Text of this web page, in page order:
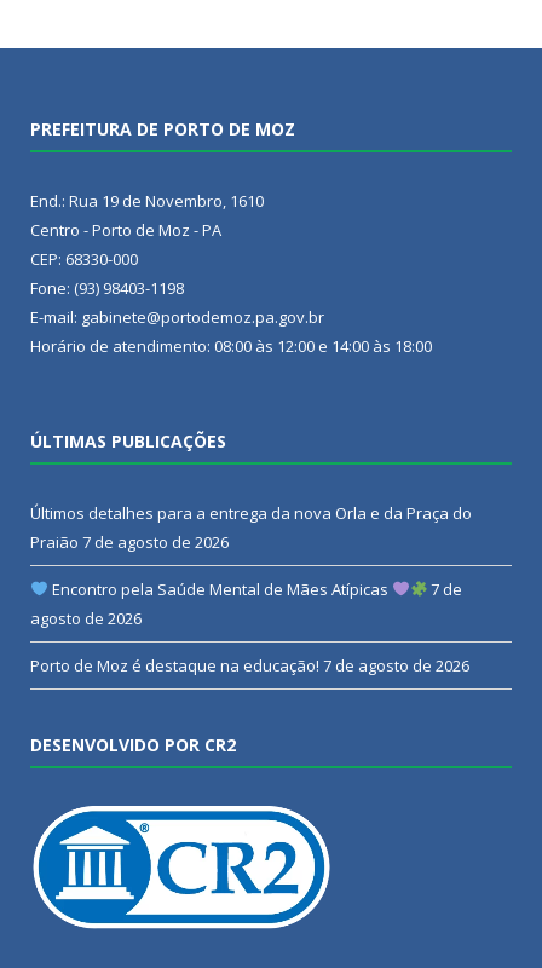
PREFEITURA DE PORTO DE MOZ
End.: Rua 19 de Novembro, 1610
Centro - Porto de Moz - PA
CEP: 68330-000
Fone: (93) 98403-1198
E-mail: gabinete@portodemoz.pa.gov.br
Horário de atendimento: 08:00 às 12:00 e 14:00 às 18:00
ÚLTIMAS PUBLICAÇÕES
Últimos detalhes para a entrega da nova Orla e da Praça do
Praião 7 de agosto de 2026
Encontro pela Saúde Mental de Mães Atípicas
7 de
agosto de 2026
Porto de Moz é destaque na educação! 7 de agosto de 2026
DESENVOLVIDO POR CR2